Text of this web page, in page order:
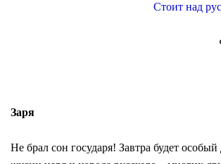
Стоит над
Заря
Не брал сон государя! Завтра будет особый